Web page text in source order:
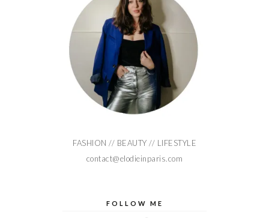
FASHION // BEAUTY // LIFESTYLE
contact@elodieinparis.com
FOLLOW ME